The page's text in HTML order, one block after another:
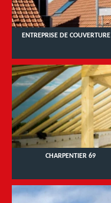
ENTREPRISE DE
CHARPENTIER 69